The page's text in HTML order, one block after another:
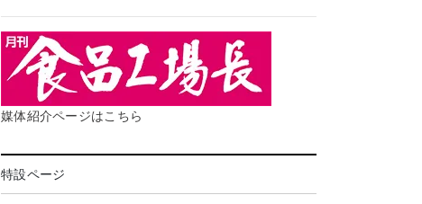
媒体紹介ページはこちら
特設ページ